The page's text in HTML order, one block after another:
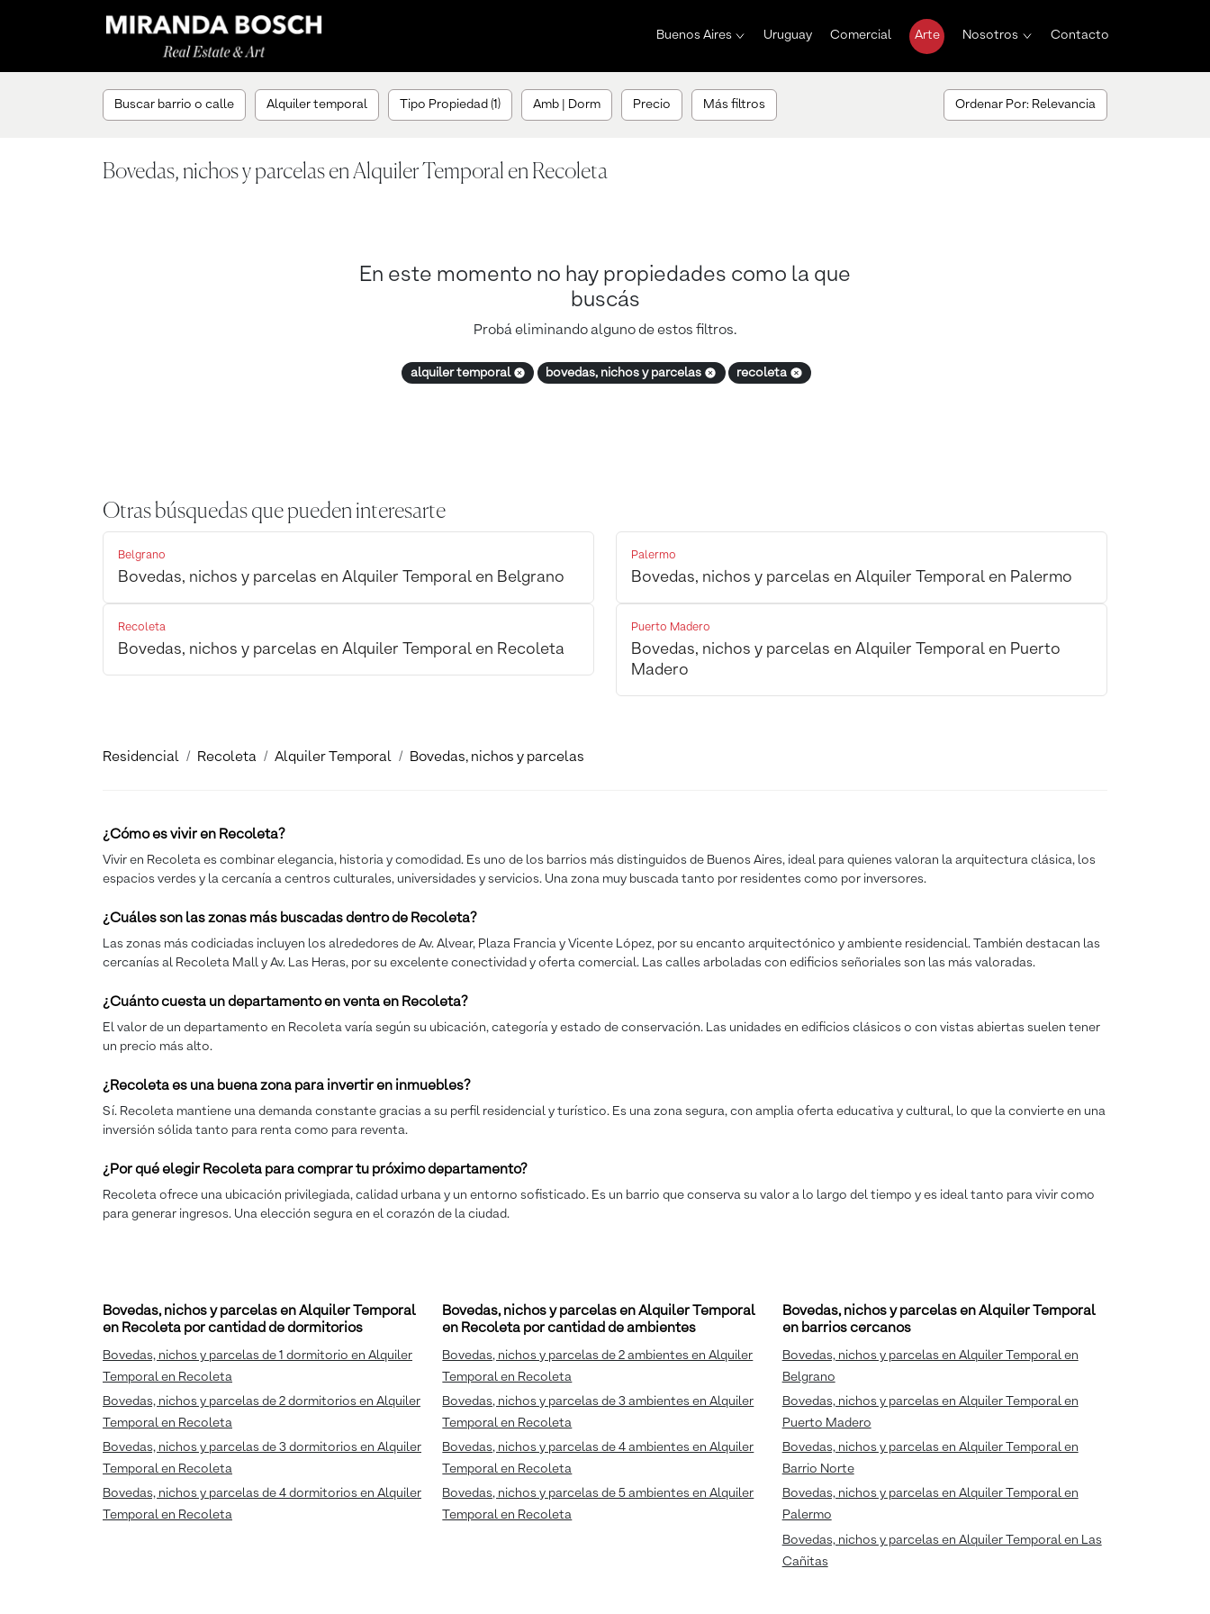
Buenos Aires Uruguay Comercial Arte Nosotros Contacto
Buscar barrio o calle Alquiler temporal Tipo Propiedad (1) Amb | Dorm Precio Más filtros Ordenar Por: Relevancia
Bovedas, nichos y parcelas en Alquiler Temporal en Recoleta
En este momento no hay propiedades como la que
buscás
Probá eliminando alguno de estos filtros.
alquiler temporal bovedas, nichos y parcelas recoleta
Otras búsquedas que pueden interesarte
Belgrano
Bovedas, nichos y parcelas en Alquiler Temporal en Belgrano
Palermo
Bovedas, nichos y parcelas en Alquiler Temporal en Palermo
Recoleta
Bovedas, nichos y parcelas en Alquiler Temporal en Recoleta
Puerto Madero
Bovedas, nichos y parcelas en Alquiler Temporal en Puerto
Madero
Residencial Recoleta Alquiler Temporal Bovedas, nichos y parcelas
¿Cómo es vivir en Recoleta?
Vivir en Recoleta es combinar elegancia, historia y comodidad. Es uno de los barrios más distinguidos de Buenos Aires, ideal para quienes valoran la arquitectura clásica, los
espacios verdes y la cercanía a centros culturales, universidades y servicios. Una zona muy buscada tanto por residentes como por inversores.
¿Cuáles son las zonas más buscadas dentro de Recoleta?
Las zonas más codiciadas incluyen los alrededores de Av. Alvear, Plaza Francia y Vicente López, por su encanto arquitectónico y ambiente residencial. También destacan las
cercanías al Recoleta Mall y Av. Las Heras, por su excelente conectividad y oferta comercial. Las calles arboladas con edificios señoriales son las más valoradas.
¿Cuánto cuesta un departamento en venta en Recoleta?
El valor de un departamento en Recoleta varía según su ubicación, categoría y estado de conservación. Las unidades en edificios clásicos o con vistas abiertas suelen tener
un precio más alto.
¿Recoleta es una buena zona para invertir en inmuebles?
Sí. Recoleta mantiene una demanda constante gracias a su perfil residencial y turístico. Es una zona segura, con amplia oferta educativa y cultural, lo que la convierte en una
inversión sólida tanto para renta como para reventa.
¿Por qué elegir Recoleta para comprar tu próximo departamento?
Recoleta ofrece una ubicación privilegiada, calidad urbana y un entorno sofisticado. Es un barrio que conserva su valor a lo largo del tiempo y es ideal tanto para vivir como
para generar ingresos. Una elección segura en el corazón de la ciudad.
Bovedas, nichos y parcelas en Alquiler Temporal
en Recoleta por cantidad de dormitorios
Bovedas, nichos y parcelas de 1 dormitorio en Alquiler
Temporal en Recoleta
Bovedas, nichos y parcelas de 2 dormitorios en Alquiler
Temporal en Recoleta
Bovedas, nichos y parcelas de 3 dormitorios en Alquiler
Temporal en Recoleta
Bovedas, nichos y parcelas de 4 dormitorios en Alquiler
Temporal en Recoleta
Bovedas, nichos y parcelas en Alquiler Temporal
en Recoleta por cantidad de ambientes
Bovedas, nichos y parcelas de 2 ambientes en Alquiler
Temporal en Recoleta
Bovedas, nichos y parcelas de 3 ambientes en Alquiler
Temporal en Recoleta
Bovedas, nichos y parcelas de 4 ambientes en Alquiler
Temporal en Recoleta
Bovedas, nichos y parcelas de 5 ambientes en Alquiler
Temporal en Recoleta
Bovedas, nichos y parcelas en Alquiler Temporal
en barrios cercanos
Bovedas, nichos y parcelas en Alquiler Temporal en
Belgrano
Bovedas, nichos y parcelas en Alquiler Temporal en
Puerto Madero
Bovedas, nichos y parcelas en Alquiler Temporal en
Barrio Norte
Bovedas, nichos y parcelas en Alquiler Temporal en
Palermo
Bovedas, nichos y parcelas en Alquiler Temporal en Las
Cañitas